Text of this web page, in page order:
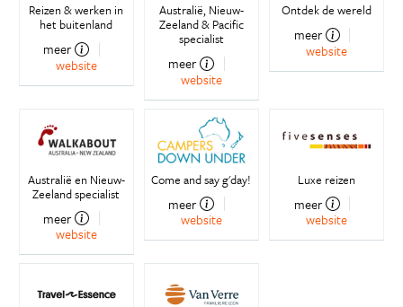
Reizen & werken in
het buitenland
meer
website
Australië, Nieuw-
Zeeland & Pacific
specialist
meer
website
Ontdek de wereld
meer
website
Australië en Nieuw-
Zeeland specialist
meer
website
Come and say g'day!
meer
website
Luxe reizen
meer
website